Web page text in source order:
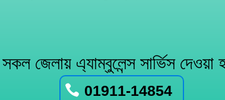
সকল জেলায় এ্যাম্বুলেন্স সার্ভিস দেওয়া
01911-14854